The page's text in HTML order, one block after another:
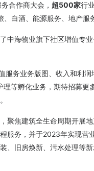
合作商大会， 超500家行
白酒、能源服务、地产服
中海物业旗下社区增值专
务业务版图、收入和利
等孵化业务，期待招募更
聚焦建筑全生命周期开展
服务，并于2023年实现营
、旧房焕新、污水处理等